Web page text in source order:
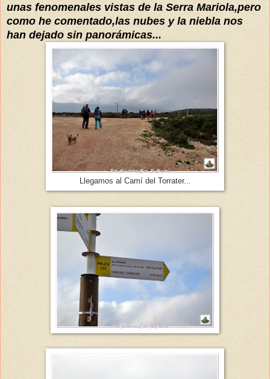
unas fenomenales vistas de la Serra Mariola,pero
como he comentado,las nubes y la niebla nos
han dejado sin panorámicas...
Llegamos al Camí del Torrater...